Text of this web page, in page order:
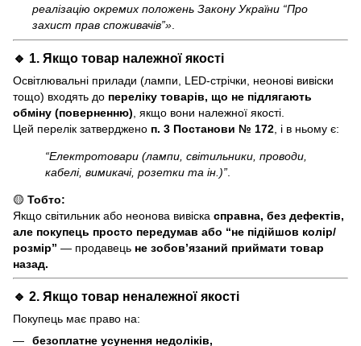
реалізацію окремих положень Закону України “Про
захист прав споживачів”»
🔹 1. Якщо товар належної якості
Освітлювальні прилади (лампи, LED-стрічки, неонові вивіски
тощо) входять до переліку товарів, що не підлягають
обміну (поверненню) , якщо вони належної якості.
Цей перелік затверджено п. 3 Постанови № 172 , і в ньому є:
“Електротовари (лампи, світильники, проводи,
кабелі, вимикачі, розетки та ін.)”
🟡 Тобто:
Якщо світильник або неонова вивіска справна, без дефектів,
але покупець просто передумав або “не підійшов колір/
розмір” — продавець не зобов’язаний приймати товар
назад.
🔹 2. Якщо товар неналежної якості
Покупець має право на:
безоплатне усунення недоліків,